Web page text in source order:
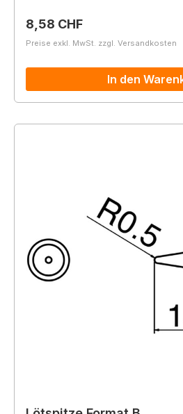
Regulärer Preis:
8,58 CHF
Preise exkl. MwSt. zzgl. Versandkosten
In den